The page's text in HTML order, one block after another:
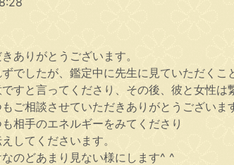
ありがとうございます。
でしたが、鑑定中に先生に見ていただくこ
すと言ってくださり、その後、彼と女性
ご相談させていただきありがとうございま
相手のエネルギーをみてくださり
してくださいます。
のどあまり見ない様にします^ ^